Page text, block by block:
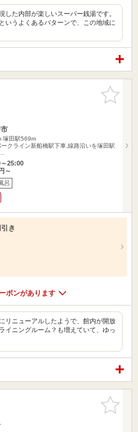
した内部が楽しいスーパー銭湯です。
いうよくあるパターンで、この地域に
お気に入
りに追加
塚田駅569m
クライン新船橋駅下車,線路沿いを塚田駅
25:00
～
呂
き
ポンがあります
リニューアルしたようで、館内が開放
イニングルーム？も増えていて、ゆっ
お気に入
りに追加